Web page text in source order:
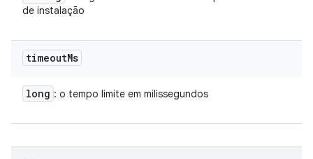
de instalação
timeoutMs
long : o tempo limite em milissegundos